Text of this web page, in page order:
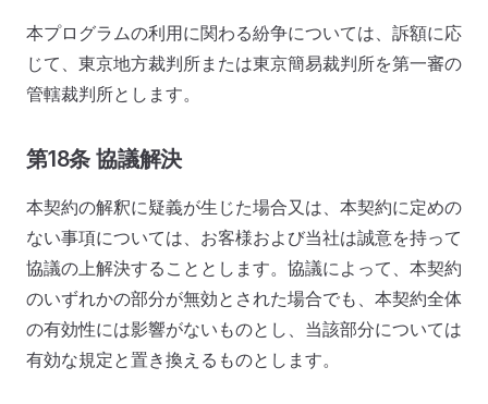
本プログラムの利用に関わる紛争については、訴額に応
じて、東京地方裁判所または東京簡易裁判所を第一審の
管轄裁判所とします。
第18条 協議解決
本契約の解釈に疑義が生じた場合又は、本契約に定めの
ない事項については、お客様および当社は誠意を持って
協議の上解決することとします。協議によって、本契約
のいずれかの部分が無効とされた場合でも、本契約全体
の有効性には影響がないものとし、当該部分については
有効な規定と置き換えるものとします。